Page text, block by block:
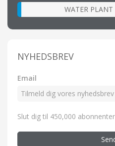
WATER
NYHEDSBREV
Email
Slut dig til 450,000